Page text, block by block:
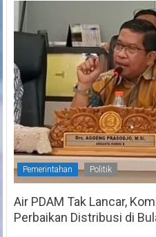
Pemerintahan Politik
Air PDAM Tak Lancar,
Perbaikan Distribusi di